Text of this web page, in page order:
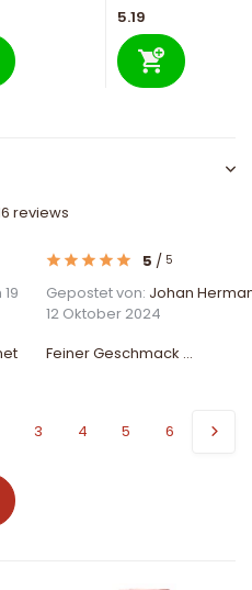
5.19
reviews
5 / 5
Gepostet von: Johan
12 Oktober 2024
Feiner Geschmack ...
3 4 5 6